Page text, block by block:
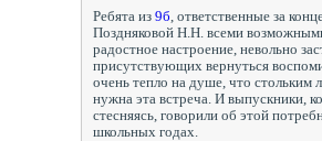
Ребята из 9б , ответственные за
Поздняковой Н.Н. всеми
радостное настроение, невольно
присутствующих вернуться
очень тепло на душе, что стольким
нужна эта встреча. И выпускники,
стесняясь, говорили об этой
школьных годах.